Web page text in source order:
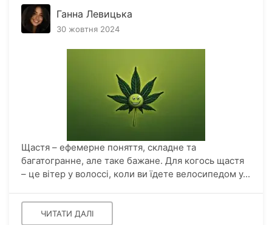
Ганна Левицька
30 жовтня 2024
Щастя – ефемерне поняття, складне та
багатогранне, але таке бажане. Для когось щастя
– це вітер у волоссі, коли ви їдете велосипедом у...
ЧИТАТИ ДАЛІ